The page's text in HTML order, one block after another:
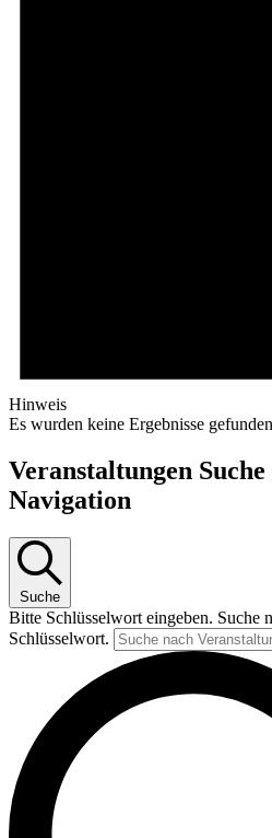
Hinweis
Es wurden keine Ergebnisse
Veranstaltungen
Navigation
Suche
Bitte Schlüsselwort eingeben. Suche
Schlüsselwort.